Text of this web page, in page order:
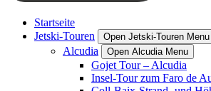
Startseite
Jetski-Touren
Open Jetski-Touren Menu
Alcudia Open Alcudia Menu
Gojet Tour – Alcudia
Insel-Tour zum Faro de